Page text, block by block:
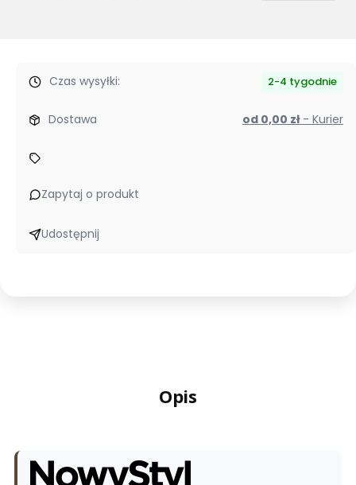
Czas wysyłki: 2-4 tygodnie
Dostawa od 0,00 zł - Kurier
Zapytaj o produkt
Udostępnij
Opis